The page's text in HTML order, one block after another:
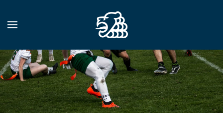
Zum Hauptinhalt springen